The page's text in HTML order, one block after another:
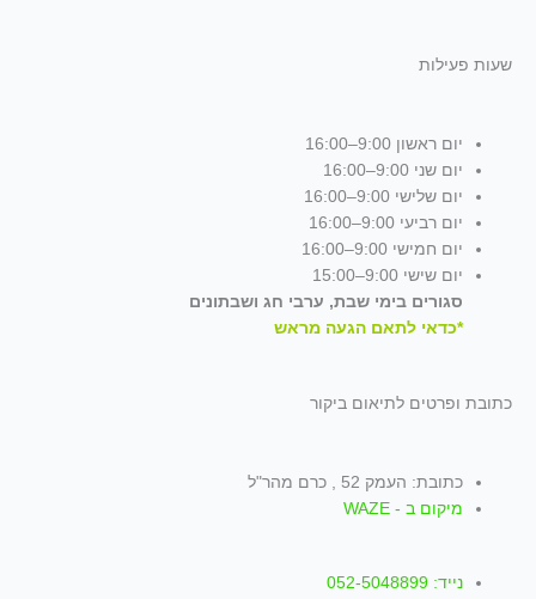
שעות פעילות
יום ראשון 9:00–16:00
יום שני 9:00–16:00
יום שלישי 9:00–16:00
יום רביעי 9:00–16:00
יום חמישי 9:00–16:00
יום שישי 9:00–15:00
סגורים בימי שבת, ערבי חג ושבתונים
*כדאי לתאם הגעה מראש
כתובת ופרטים לתיאום ביקור
כתובת: העמק 52 , כרם מהר"ל
מיקום ב - WAZE
נייד: 052-5048899